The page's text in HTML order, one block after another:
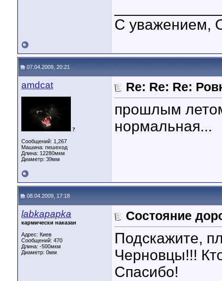
C уважением,
07.04.2009, 20:21
amdcat
?
Сообщений: 1,267
Машина: пешеход
Длина: 12280мкм
Диаметр: 39мм
Re: Re: Re:
прошлым
нормальная...
08.04.2009, 17:18
labkapapka
кармически наказан
Адрес: Киев
Сообщений: 470
Длина: -500мкм
Диаметр: 0мм
Состояние
Подскажите,
Черновцы!!!
Спасибо!